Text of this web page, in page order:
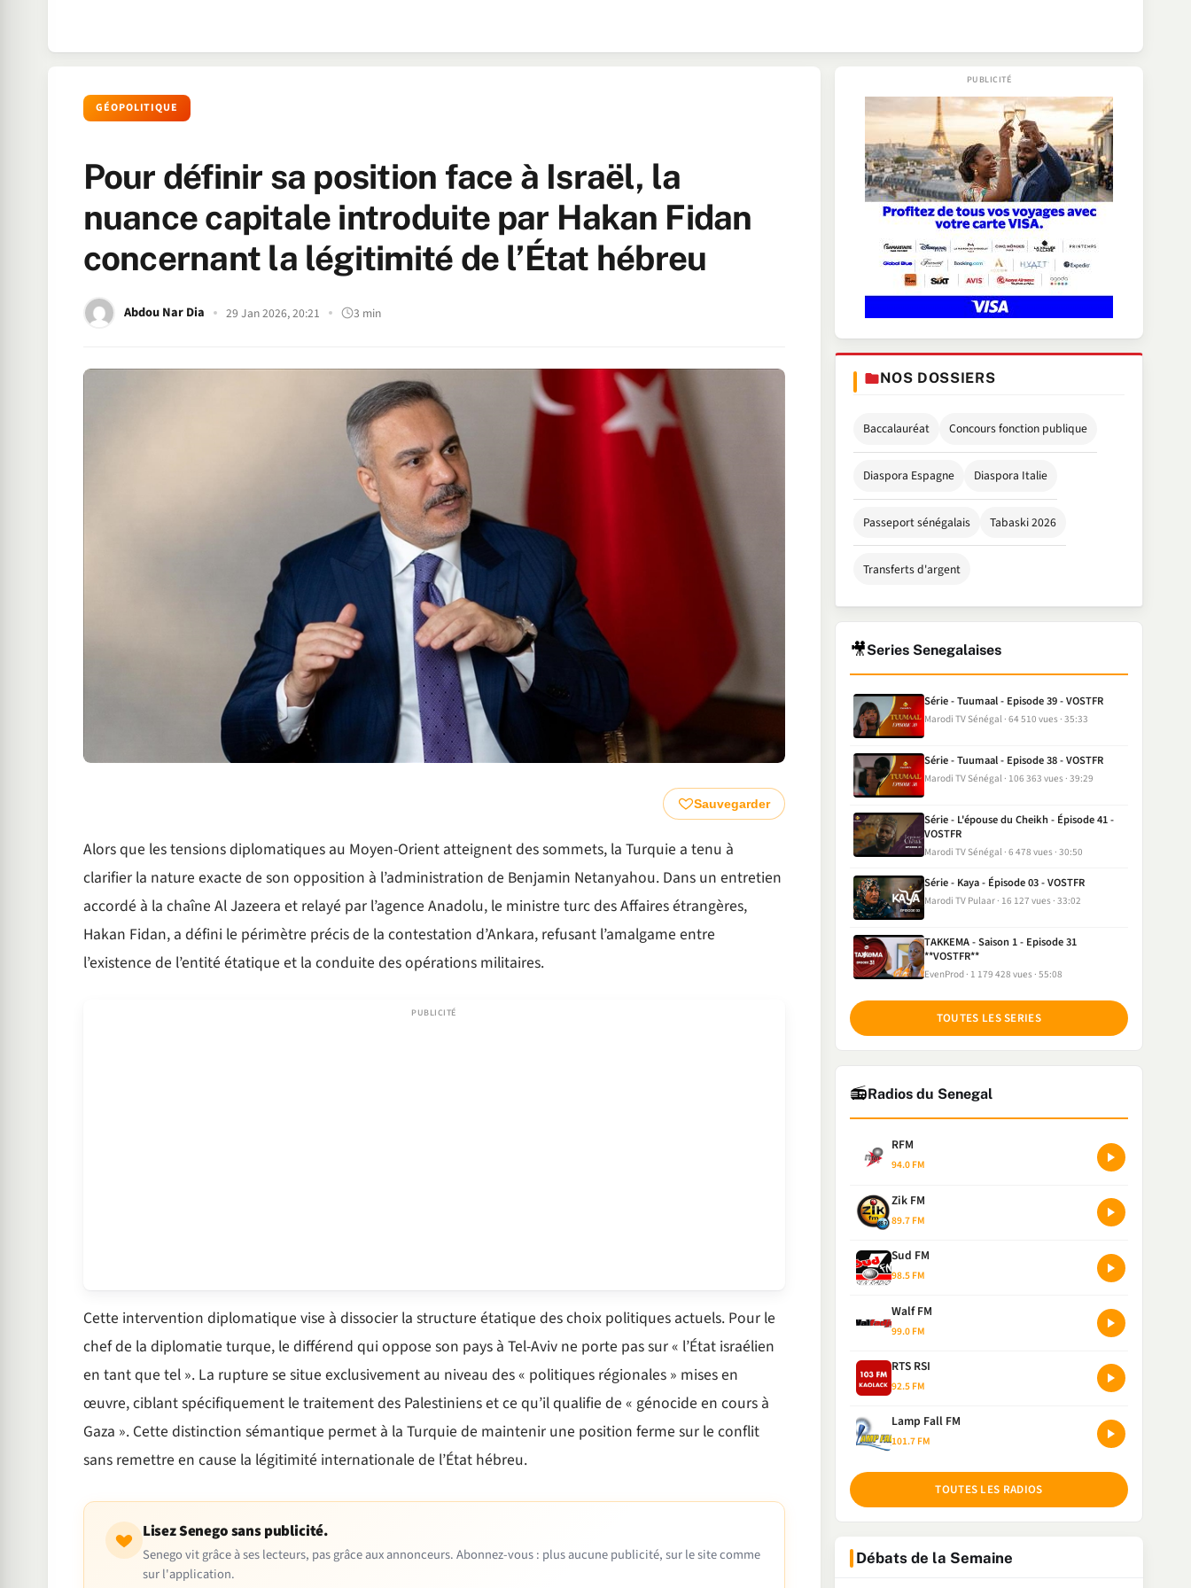
GÉOPOLITIQUE
Pour définir sa position face à Israël, la
nuance capitale introduite par Hakan Fidan
concernant la légitimité de l’État hébreu
Abdou Nar Dia 29 Jan 2026, 20:21 3 min
Sauvegarder
Alors que les tensions diplomatiques au Moyen-Orient atteignent des sommets, la Turquie a tenu à
clarifier la nature exacte de son opposition à l’administration de Benjamin Netanyahou. Dans un entretien
accordé à la chaîne Al Jazeera et relayé par l’agence Anadolu, le ministre turc des Affaires étrangères,
Hakan Fidan, a défini le périmètre précis de la contestation d’Ankara, refusant l’amalgame entre
l’existence de l’entité étatique et la conduite des opérations militaires.
Cette intervention diplomatique vise à dissocier la structure étatique des choix politiques actuels. Pour le
chef de la diplomatie turque, le différend qui oppose son pays à Tel-Aviv ne porte pas sur « l’État israélien
en tant que tel ». La rupture se situe exclusivement au niveau des « politiques régionales » mises en
œuvre, ciblant spécifiquement le traitement des Palestiniens et ce qu’il qualifie de « génocide en cours à
Gaza ». Cette distinction sémantique permet à la Turquie de maintenir une position ferme sur le conflit
sans remettre en cause la légitimité internationale de l’État hébreu.
Lisez Senego sans publicité.
Senego vit grâce à ses lecteurs, pas grâce aux annonceurs. Abonnez-vous : plus aucune publicité, sur le site comme
sur l'application.
NOS DOSSIERS
Baccalauréat Concours fonction publique
Diaspora Espagne Diaspora Italie
Passeport sénégalais Tabaski 2026
Transferts d'argent
🎥Series Senegalaises
Série - Tuumaal - Episode 39 - VOSTFR
Marodi TV Sénégal 64 510 vues 35:33
Série - Tuumaal - Episode 38 - VOSTFR
Marodi TV Sénégal 106 363 vues 39:29
Série - L'épouse du Cheikh - Épisode 41 -
VOSTFR
Marodi TV Sénégal 6 478 vues 30:50
Série - Kaya - Épisode 03 - VOSTFR
Marodi TV Pulaar 16 127 vues 33:02
TAKKEMA - Saison 1 - Episode 31
**VOSTFR**
EvenProd 1 179 428 vues 55:08
TOUTES LES SERIES
📻Radios du Senegal
RFM
94.0 FM
Zik FM
89.7 FM
Sud FM
98.5 FM
Walf FM
99.0 FM
RTS RSI
92.5 FM
Lamp Fall FM
101.7 FM
TOUTES LES RADIOS
Débats de la Semaine